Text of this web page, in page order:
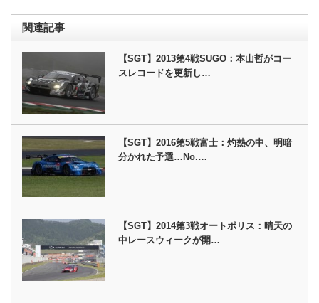
関連記事
【SGT】2013第4戦SUGO：本山哲がコー
スレコードを更新し…
【SGT】2016第5戦富士：灼熱の中、明暗
分かれた予選…No.…
【SGT】2014第3戦オートポリス：晴天の
中レースウィークが開…